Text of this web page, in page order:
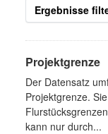
Ergebnisse
Projektgrenze
Der Datensatz
Projektgrenze.
kann nur durch...